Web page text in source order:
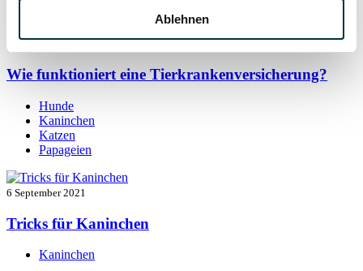
Ablehnen
7 September 2021
Wie funktioniert eine Tierkrankenversicherung?
Hunde
Kaninchen
Katzen
Papageien
6 September 2021
Tricks für Kaninchen
Kaninchen